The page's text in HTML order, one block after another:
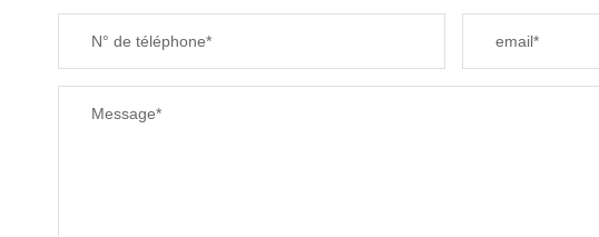
N° de téléphone* email*
Message*